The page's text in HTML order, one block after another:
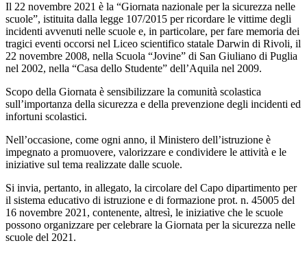
Il 22 novembre 2021 è la “Giornata nazionale per la sicurezza nelle
scuole”, istituita dalla legge 107/2015 per ricordare le vittime degli
incidenti avvenuti nelle scuole e, in particolare, per fare memoria dei
tragici eventi occorsi nel Liceo scientifico statale Darwin di Rivoli, il
22 novembre 2008, nella Scuola “Jovine” di San Giuliano di Puglia
nel 2002, nella “Casa dello Studente” dell’Aquila nel 2009.
Scopo della Giornata è sensibilizzare la comunità scolastica
sull’importanza della sicurezza e della prevenzione degli incidenti ed
infortuni scolastici.
Nell’occasione, come ogni anno, il Ministero dell’istruzione è
impegnato a promuovere, valorizzare e condividere le attività e le
iniziative sul tema realizzate dalle scuole.
Si invia, pertanto, in allegato, la circolare del Capo dipartimento per
il sistema educativo di istruzione e di formazione prot. n. 45005 del
16 novembre 2021, contenente, altresì, le iniziative che le scuole
possono organizzare per celebrare la Giornata per la sicurezza nelle
scuole del 2021.